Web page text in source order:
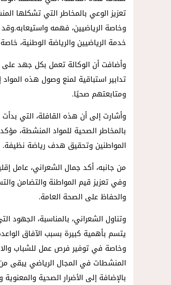
تعزيز الوعي بالمخاطر التي تشكلها
وخاصة الرياضيين، فهمه
خدمة الرياضيين والرياضة الوطنية،
وأضافت أن الوكالة تعمل بكل جهد
تدابير استباقية لمنع وصول هذه
ومتابعتهم صحيًا.
بالمخاطر الصحية للمواد المنشطة،
المواطنين وتحقيق هدف رياضة نظيفة.
من جانبه، أكد جمال الشعراني، عامل
وفي تعزيز قيم المواطنة والتضامن
والحفاظ على الصحة العامة.
وتناول الشعراني، بالمناسبة، الجهود
يتسم بأهمية كبيرة بسبب الآفاق
وخاصة في توفير فرص عمل للشباب
المنشطات في المجال الرياضي يبقى من
بالإضافة إلى الأضرار الصحية